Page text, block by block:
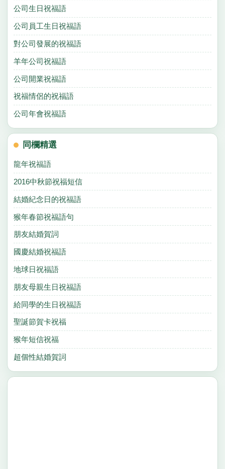
公司生日祝福語
公司員工生日祝福語
對公司發展的祝福語
羊年公司祝福語
公司開業祝福語
祝福情侶的祝福語
公司年會祝福語
同欄精選
龍年祝福語
2016中秋節祝福短信
結婚紀念日的祝福語
猴年春節祝福語句
朋友結婚賀詞
國慶結婚祝福語
地球日祝福語
朋友母親生日祝福語
給同學的生日祝福語
聖誕節賀卡祝福
猴年短信祝福
超個性結婚賀詞